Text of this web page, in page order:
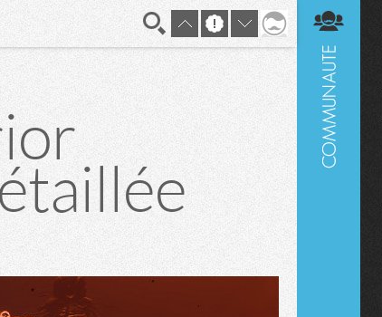
En direct Digest